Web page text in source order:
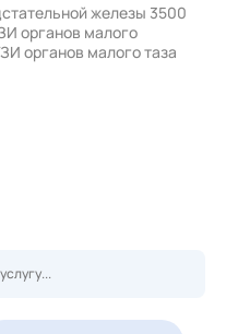
железы 3500
органов малого
органов малого таза